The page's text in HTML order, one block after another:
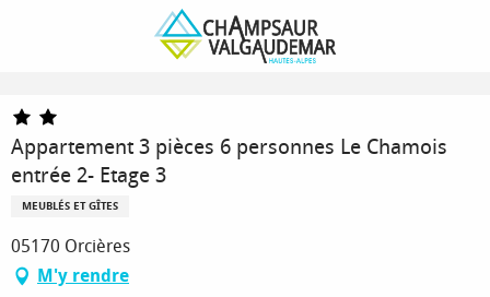
Appartement 3 pièces 6 personnes Le Chamois entrée 2- Etage 3
Appartement 3 pièces 6 personnes Le Chamois
entrée 2- Etage 3
MEUBLÉS ET GÎTES
05170 Orcières
M'y rendre